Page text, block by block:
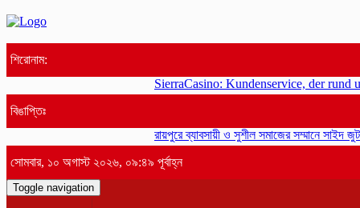
শিরোনাম:
SierraCasino: Kundenservice, der rund
বিঙাপ্তিঃ
রায়পুরে ব্যাবসায়ী ও সুশীল সমাজের সম্মানে সাইদ
সোমবার, ১০ অগাস্ট ২০২৬, ০৯:৪৯ পূর্বাহ্ন
Toggle navigation